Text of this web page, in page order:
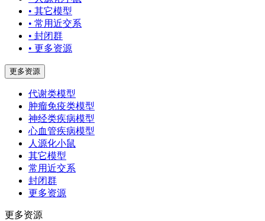
• 其它模型
• 常用近交系
• 封闭群
• 更多资源
更多资源
代谢类模型
肿瘤免疫类模型
神经类疾病模型
心血管疾病模型
人源化小鼠
其它模型
常用近交系
封闭群
更多资源
更多资源